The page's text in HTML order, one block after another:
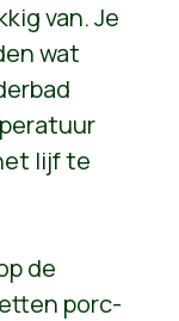
van. Je
wat
lijf te
de
porc-